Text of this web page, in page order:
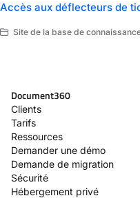
Accès aux déflecteurs de
Site de la base de connaissances >
Document360
Clients
Tarifs
Ressources
Demander une démo
Demande de migration
Sécurité
Hébergement privé